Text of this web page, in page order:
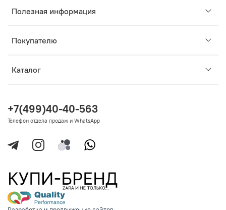
Полезная информация
Покупателю
Каталог
+7(499)40-40-563
Телефон отдела продаж и WhatsApp